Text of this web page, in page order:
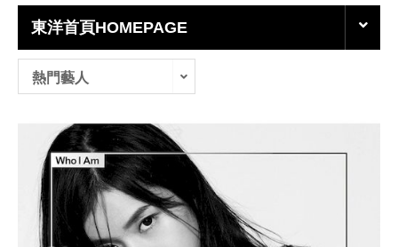
東洋首頁HOMEPAGE
熱門藝人